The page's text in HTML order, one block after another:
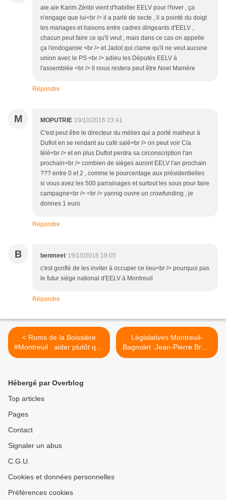
aie aie Karim Zéribi vient d'habiller EELV pour l'hiver , ça
n'engage que lui<br /> il a parlé de secte , il a pointé du doigt
les mariages et liaisons entre cadres dirigeants d'EELV ,
chacun peut faire ce qu'il veut , mais dans ce cas on appelle
ça l'endogamie <br /> et Jadot qui clame qu'il ne veut aucune
union avec le PS <br /> adieu les Députés EELV à
l'assemblée <br /> il nous restera peut être Noel Mamère
Répondre
M MOPUTRIE 19/10/2016 23:41
C'est peut être le directeur du mélies qui a porté malheur à
Duflot en se rendant au café salé<br /> on peut voir Cla
télé<br /> et en plus Duflot perdra sa circonscription l'an
prochain<br /> combien de sièges auront EELV l'an prochain
??? entre 0 et 2 , comme le pourcentage aux présidentielles
si vous avez les 500 parrainages et surtout les sous pour faire
campagne<br /> <br /> yannig ouvre un crowfunding , je
donnes 1 euro
Répondre
B benmeet 19/10/2016 19:05
c'est gonflé de les inviter à occuper ce lieu<br /> pourquoi pas
le futur siège national d'EELV à Montreuil
Répondre
< Roms de la Boissière
#Montreuil : aider plutôt que
lutter
Législatives Montreuil-
Bagnolet :Jean-Pierre Brard
: Proprement démago >
Hébergé par Overblog
Top articles
Pages
Contact
Signaler un abus
C.G.U.
Cookies et données personnelles
Préférences cookies